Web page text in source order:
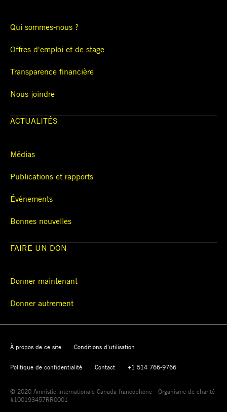
Qui sommes-nous ?
Offres d'emploi et de stage
Transparence financière
Nous joindre
ACTUALITÉS
Médias
Publications et rapports
Événements
Bonnes nouvelles
FAIRE UN DON
Donner maintenant
Donner autrement
À propos de ce site Conditions d'utilisation
Politique de confidentialité Contact +1 514 766-9766
© 2020 Amnistie internationale Canada francophone - Organisme de charité
#100193457RR0001